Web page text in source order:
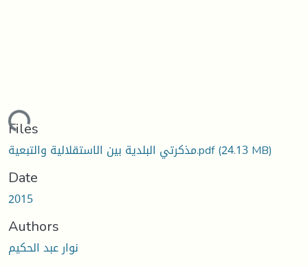
Files
مذكرتي البلدية بين الاستقلالية والتبعية.pdf(24.13 MB)
Date
2015
Authors
نوار عبد الحكيم